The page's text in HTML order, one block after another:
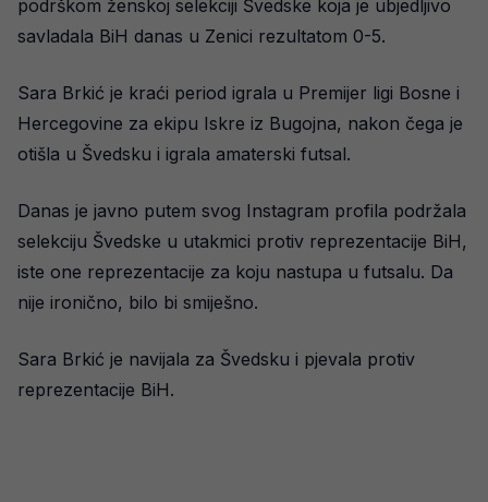
podrškom ženskoj selekciji Švedske koja je ubjedljivo
savladala BiH danas u Zenici rezultatom 0-5.
Sara Brkić je kraći period igrala u Premijer ligi Bosne i
Hercegovine za ekipu Iskre iz Bugojna, nakon čega je
otišla u Švedsku i igrala amaterski futsal.
Danas je javno putem svog Instagram profila podržala
selekciju Švedske u utakmici protiv reprezentacije BiH,
iste one reprezentacije za koju nastupa u futsalu. Da
nije ironično, bilo bi smiješno.
Sara Brkić je navijala za Švedsku i pjevala protiv
reprezentacije BiH.